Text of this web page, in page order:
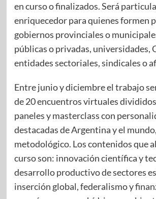
en curso o finalizados. Será
enriquecedor para quienes formen
gobiernos provinciales o
públicas o privadas, universidades,
entidades sectoriales, sindicales o
Entre junio y diciembre el trabajo
de 20 encuentros virtuales
paneles y masterclass con
destacadas de Argentina y el
metodológico. Los contenidos que
curso son: innovación científica y
desarrollo productivo de sectores
inserción global, federalismo y